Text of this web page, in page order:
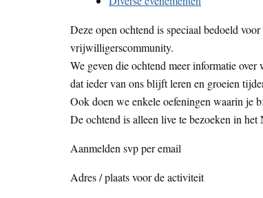
Deze open ochtend is speciaal bedoeld
vrijwilligerscommunity.
We geven die ochtend meer informatie
dat ieder van ons blijft leren en groeien
Ook doen we enkele oefeningen waarin je
De ochtend is alleen live te bezoeken in
Aanmelden svp per email
Adres / plaats voor de activiteit